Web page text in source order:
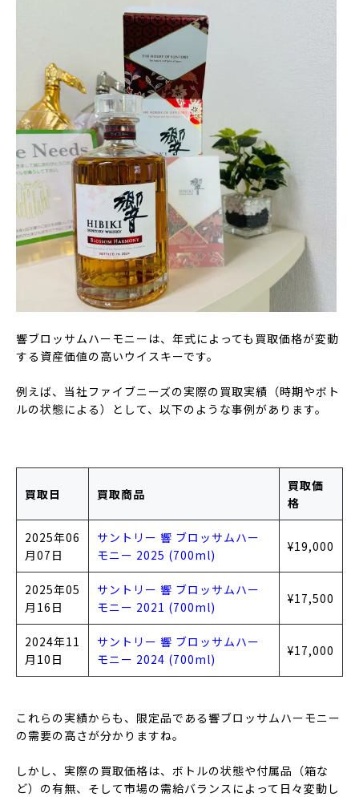
響ブロッサムハーモニーは、年式によっても買取価格が変動
する資産価値の高いウイスキーです。
例えば、当社ファイブニーズの実際の買取実績（時期やボト
ルの状態による）として、以下のような事例があります。
買取日 買取商品
買取価
格
2025年06
月07日
サントリー 響 ブロッサムハー
モニー 2025 (700ml)
¥19,000
2025年05
月16日
サントリー 響 ブロッサムハー
モニー 2021 (700ml)
¥17,500
2024年11
月10日
サントリー 響 ブロッサムハー
モニー 2024 (700ml)
¥17,000
これらの実績からも、限定品である響ブロッサムハーモニー
の需要の高さが分かりますね。
しかし、実際の買取価格は、ボトルの状態や付属品（箱な
ど）の有無、そして市場の需給バランスによって日々変動し